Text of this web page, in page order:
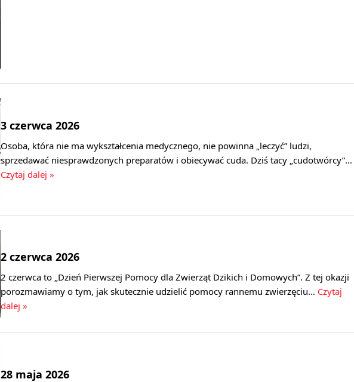
3 czerwca 2026
Osoba, która nie ma wykształcenia medycznego, nie powinna „leczyć” ludzi,
sprzedawać niesprawdzonych preparatów i obiecywać cuda. Dziś tacy „cudotwórcy”…
Czytaj dalej »
2 czerwca 2026
2 czerwca to „Dzień Pierwszej Pomocy dla Zwierząt Dzikich i Domowych”. Z tej okazji
porozmawiamy o tym, jak skutecznie udzielić pomocy rannemu zwierzęciu… Czytaj
dalej »
28 maja 2026